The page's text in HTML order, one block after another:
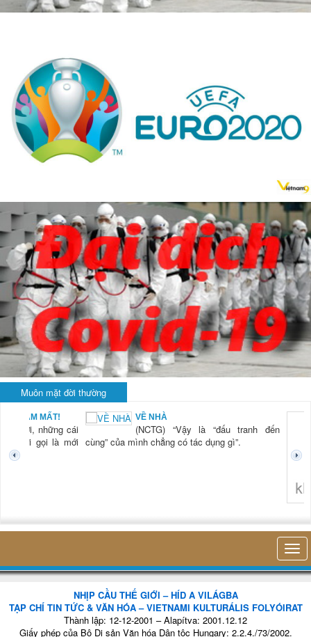
Muôn mặt đời thường
NAM MẤT!
“Xời, những cái
mới gọi là mới
VỀ NHÀ
(NCTG) “Vậy là “đấu tranh đến
cùng” của mình chẳng có tác dụng gì”.
NHỊP CẦU THẾ GIỚI – HÍD A VILÁGBA
TẠP CHÍ TIN TỨC & VĂN HÓA – VIETNAMI KULTURÁLIS FOLYÓIRAT
Thành lập: 12-12-2001 – Alapítva: 2001.12.12
Giấy phép của Bộ Di sản Văn hóa Dân tộc Hungary: 2.2.4./73/2002.